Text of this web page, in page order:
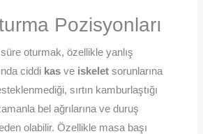
Pozisyonları
oturmak, özellikle yanlış
ciddi kasve iskeletsorunlarına
sırtın kamburlaştığı
bel ağrılarına ve duruş
olabilir. Özellikle masa başı